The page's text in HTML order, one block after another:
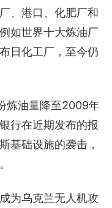
、港口、化肥厂和
如世界十大炼油厂
日化工厂，至今仍
炼油量降至2009年
行在近期发布的报
基础设施的袭击，
为乌克兰无人机攻